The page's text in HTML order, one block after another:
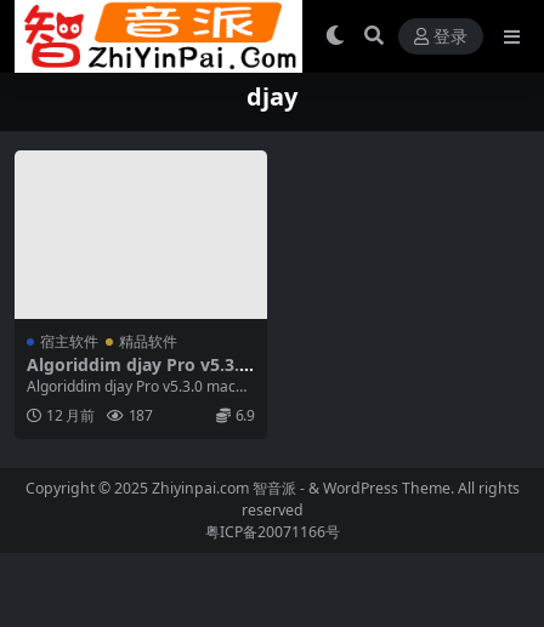
登录
djay
宿主软件 精品软件
Algoriddim djay Pro v5.3.0
macOS-TNT：专业 DJ 软件的
巅峰之作
Algoriddim djay Pro v5.3.0 macOS
-TNT 是由 ...
12 月前 187 6.9
Copyright © 2025 Zhiyinpai.com智音派 - & WordPress Theme. All rights
reserved
粤ICP备20071166号